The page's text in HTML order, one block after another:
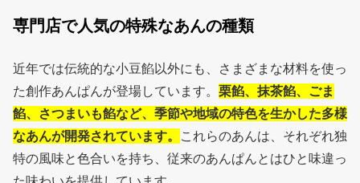
専門店で人気の特殊なあんの種類
近年では伝統的な小豆餡以外にも、さまざまな材料を使っ
た創作あんぱんが登場しています。 栗餡、抹茶餡、ごま
餡、さつまいも餡など、季節や地域の特色を生かした多様
なあんが開発されています。
これらのあんは、それぞれ独
特の風味と色合いを持ち、従来のあんぱんとはひと味違っ